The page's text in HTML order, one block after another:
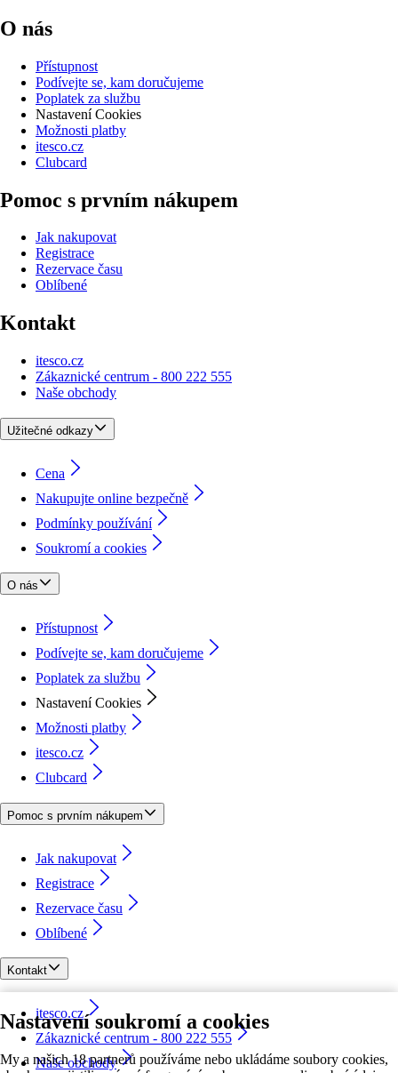
Nastavení soukromí a cookies
My a našich 18 partnerů používáme nebo ukládáme soubory cookies,
O nás
Přístupnost
Podívejte se, kam doručujeme
Poplatek za službu
Nastavení Cookies
Možnosti platby
itesco.cz
Clubcard
Pomoc s prvním nákupem
Jak nakupovat
Registrace
Rezervace času
Oblíbené
Kontakt
itesco.cz
Zákaznické centrum - 800 222 555
Naše obchody
Užitečné odkazy
Cena
Nakupujte online bezpečně
Podmínky používání
Soukromí a cookies
O nás
Přístupnost
Podívejte se, kam doručujeme
Poplatek za službu
Nastavení Cookies
Možnosti platby
itesco.cz
Clubcard
Pomoc s prvním nákupem
Jak nakupovat
Registrace
Rezervace času
Oblíbené
Kontakt
itesco.cz
Zákaznické centrum - 800 222 555
Naše obchody